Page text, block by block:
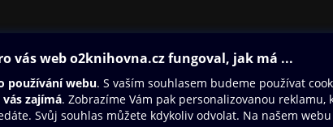
Oneplay Originály
Sport